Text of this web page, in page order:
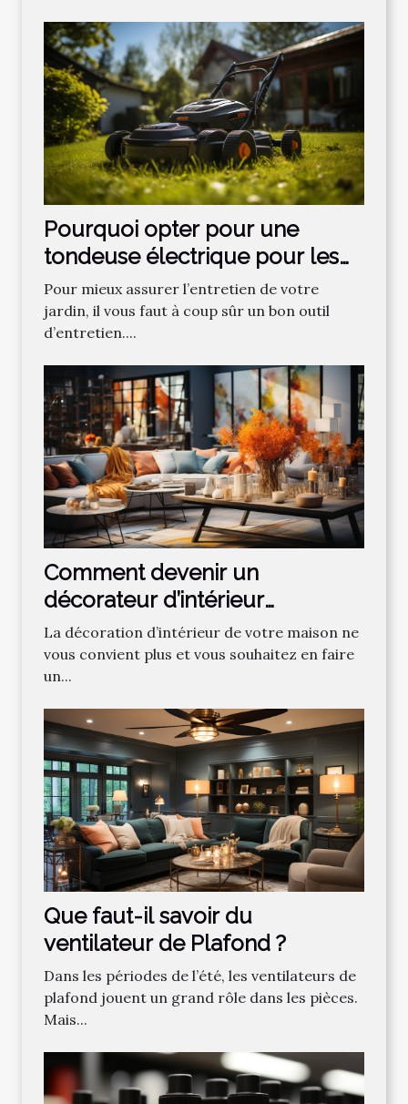
Pourquoi opter pour une
tondeuse électrique pour les
gazons ?
Pour mieux assurer l’entretien de votre
jardin, il vous faut à coup sûr un bon outil
d’entretien....
Comment devenir un
décorateur d’intérieur
professionnel ?
La décoration d’intérieur de votre maison ne
vous convient plus et vous souhaitez en faire
un...
Que faut-il savoir du
ventilateur de Plafond ?
Dans les périodes de l’été, les ventilateurs de
plafond jouent un grand rôle dans les pièces.
Mais...